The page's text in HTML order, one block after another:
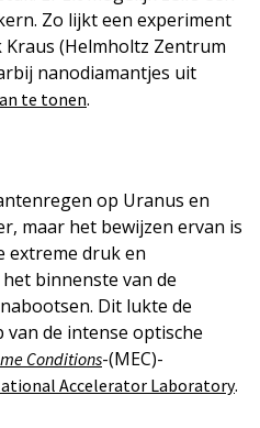
Zo lijkt een experiment
(Helmholtz Zentrum
nanodiamantjes uit
te tonen.
op Uranus en
maar het bewijzen ervan is
extreme druk en
binnenste van de
Dit lukte de
de intense optische
Conditions-(MEC)-
Accelerator Laboratory.